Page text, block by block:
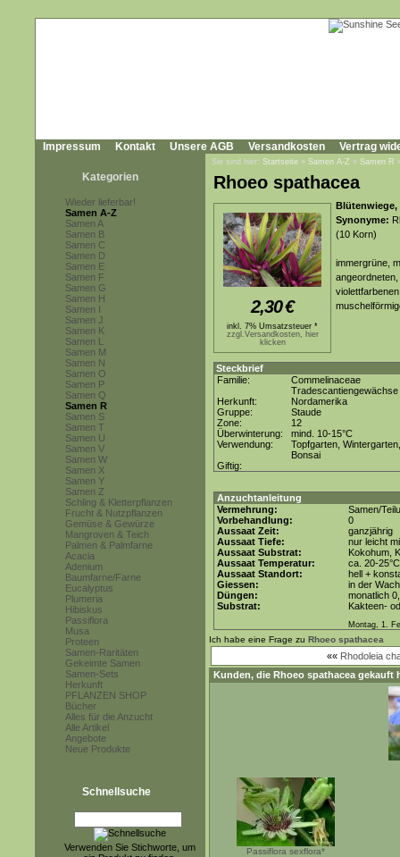
Impressum Kontakt Unsere AGB Versandkosten Vertrag
Kategorien
Wieder lieferbar!
Samen A-Z
Samen A
Samen B
Samen C
Samen D
Samen E
Samen F
Samen G
Samen H
Samen I
Samen J
Samen K
Samen L
Samen M
Samen N
Samen O
Samen P
Samen Q
Samen R
Samen S
Samen T
Samen U
Samen V
Samen W
Samen X
Samen Y
Samen Z
Schling & Kletterpflanzen
Frucht & Nutzpflanzen
Gemüse & Gewürze
Mangroven & Teich
Palmen & Palmfarne
Acacia
Adenium
Baumfarne/Farne
Eucalyptus
Plumeria
Hibiskus
Passiflora
Musa
Proteen
Samen-Raritäten
Gekeimte Samen
Samen-Sets
Herkunft
PFLANZEN SHOP
Bücher
Alles für die Anzucht
Alle Artikel
Angebote
Neue Produkte
Schnellsuche
Verwenden Sie Stichworte, um
Sie sind hier: Startseite » Samen A-Z » Samen R
Rhoeo spathacea
2,30€
inkl. 7% Umsatzsteuer *
zzgl.Versandkosten, hier
klicken
Blütenwiege,
Synonyme:
(10 Korn)
immergrüne,
Steckbrief
Familie:
Commelinaceae
Tradescantiengewächse
Herkunft:
Nordamerika
Gruppe:
Staude
Zone:
12
Überwinterung:
mind. 10-15°C
Verwendung:
Topfgarten, Wintergarten,
Bonsai
Giftig:
Anzuchtanleitung
Vermehrung:
Samen/
Vorbehandlung:
0
Aussaat Zeit:
ganzjährig
Aussaat Tiefe:
nur leicht
Aussaat Substrat:
Kokohum,
Aussaat Temperatur:
ca. 20-25°C
Aussaat Standort:
hell +
Giessen:
in der
Düngen:
monatlich
Substrat:
Kakteen-
Montag, 1.
Ich habe eine Frage zu Rhoeo spathacea
«« Rhodoleia
Kunden, die Rhoeo spathacea gekauft
Passiflora sexflora*